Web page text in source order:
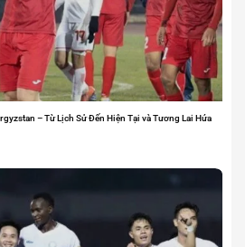
– Từ Lịch Sử Đến Hiện Tại và Tương Lai Hứa